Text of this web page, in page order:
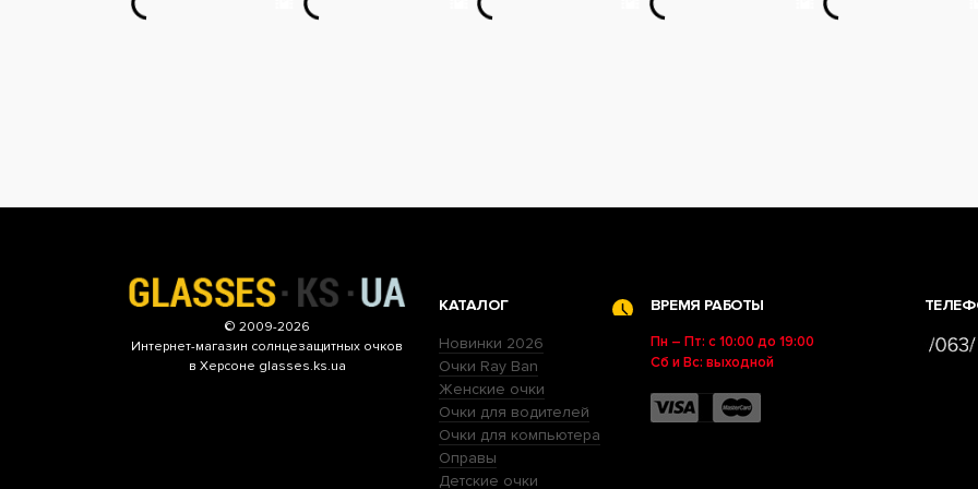
© 2009-2026
Интернет-магазин солнцезащитных очков
в Херсоне glasses.ks.ua
КАТАЛОГ
Новинки 2026
Очки Ray Ban
Женские очки
Очки для водителей
Очки для компьютера
Оправы
Детские очки
ВРЕМЯ РАБОТЫ
Пн – Пт: с 10:00 до 19:00
Сб и Вс: выходной